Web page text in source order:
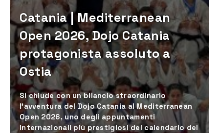
Catania | Mediterranean
Open 2026, Dojo Catania
protagonista assoluto a
Ostia
Si chiude con un bilancio straordinario
l'avventura del Dojo Catania al Mediterranean
Open 2026, uno degli appuntamenti
internazionali più prestigiosi del calendario del